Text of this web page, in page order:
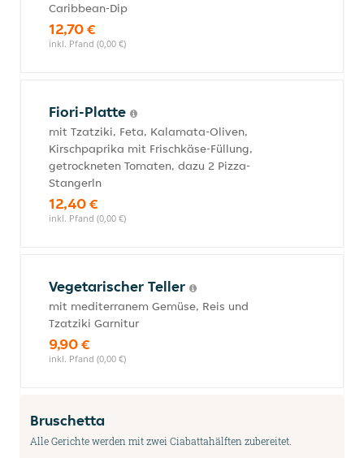
Caribbean-Dip
12,70 €
inkl. Pfand (0,00 €)
Fiori-Platte
mit Tzatziki, Feta, Kalamata-Oliven,
Kirschpaprika mit Frischkäse-Füllung,
getrockneten Tomaten, dazu 2 Pizza-
Stangerln
12,40 €
inkl. Pfand (0,00 €)
Vegetarischer Teller
mit mediterranem Gemüse, Reis und
Tzatziki Garnitur
9,90 €
inkl. Pfand (0,00 €)
Bruschetta
Alle Gerichte werden mit zwei Ciabattahälften zubereitet.